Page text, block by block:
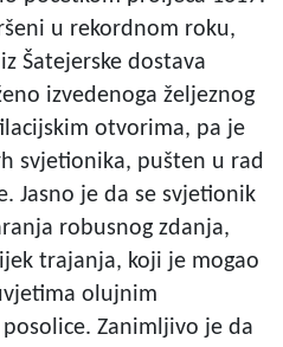
u rekordnom roku,
Šatejerske dostava
izvedenoga željeznog
otvorima, pa je
svjetionika, pušten u rad
Jasno je da se svjetionik
robusnog zdanja,
trajanja, koji je mogao
olujnim
Zanimljivo je da